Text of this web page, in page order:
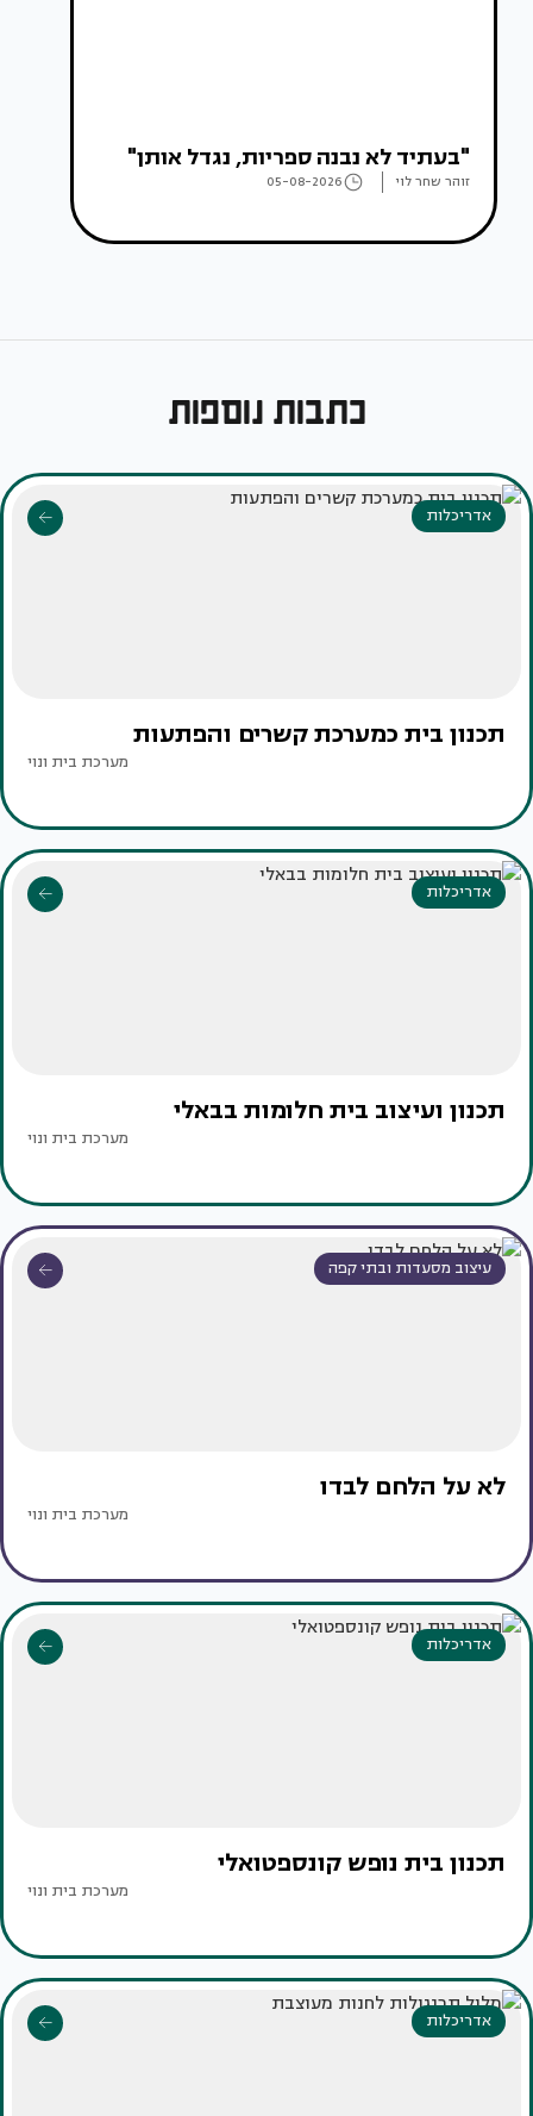
"בעתיד לא נבנה ספריות, נגדל אותן"
זוהר שחר לוי 05-08-2026
כתבות נוספות
אדריכלות
תכנון בית כמערכת קשרים והפתעות
מערכת בית ונוי
אדריכלות
תכנון ועיצוב בית חלומות בבאלי
מערכת בית ונוי
עיצוב מסעדות ובתי קפה
לא על הלחם לבדו
מערכת בית ונוי
אדריכלות
תכנון בית נופש קונספטואלי
מערכת בית ונוי
אדריכלות